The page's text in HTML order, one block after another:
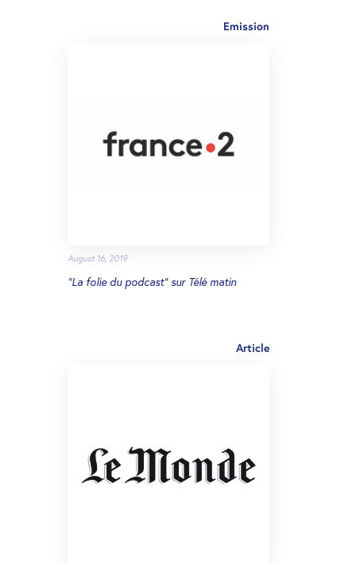
Emission
August 16, 2019
"La folie du podcast" sur Télé matin
Article